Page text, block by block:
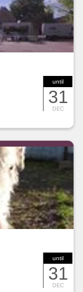
until
31
DEC
until
31
DEC